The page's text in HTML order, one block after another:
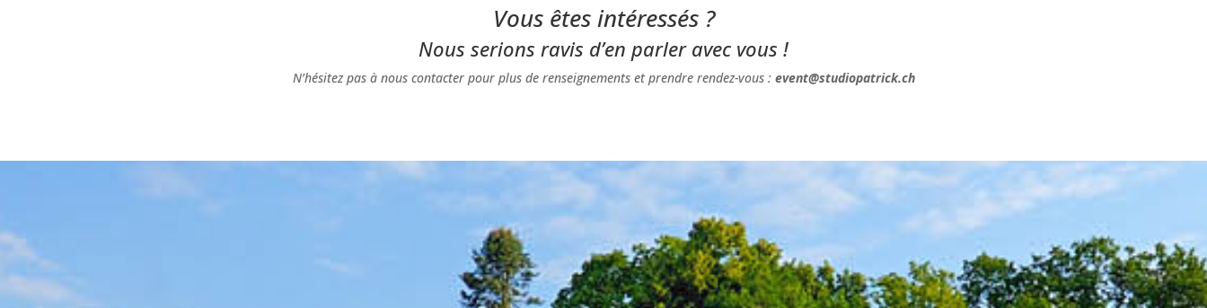
Vous êtes intéressés ?
Nous serions ravis d’en parler avec vous !
N’hésitez pas à nous contacter pour plus de renseignements et prendre rendez-vous : event@studiopatrick.ch